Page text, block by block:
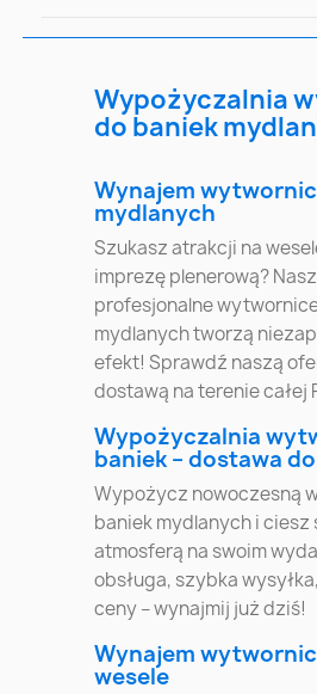
Wypożyczalnia
do baniek
Wynajem
mydlanych
Szukasz atrakcji na
imprezę plenerową?
profesjonalne
mydlanych tworzą
efekt! Sprawdź naszą
dostawą na terenie całej
Wypożyczalnia
baniek – dostawa
Wypożycz nowoczesną
baniek mydlanych i ciesz
atmosferą na swoim
obsługa, szybka
ceny – wynajmij już dziś!
Wynajem
wesele